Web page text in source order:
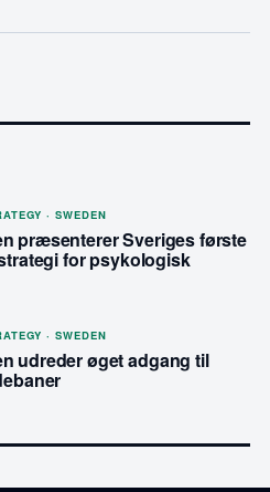
· SWEDEN
præsenterer Sveriges første
for psykologisk
· SWEDEN
udreder øget adgang til